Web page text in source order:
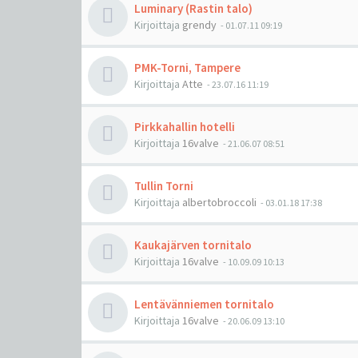
Luminary (Rastin talo)
Kirjoittaja grendy - 01.07.11 09:19
PMK-Torni, Tampere
Kirjoittaja Atte - 23.07.16 11:19
Pirkkahallin hotelli
Kirjoittaja 16valve - 21.06.07 08:51
Tullin Torni
Kirjoittaja albertobroccoli - 03.01.18 17:38
Kaukajärven tornitalo
Kirjoittaja 16valve - 10.09.09 10:13
Lentävänniemen tornitalo
Kirjoittaja 16valve - 20.06.09 13:10